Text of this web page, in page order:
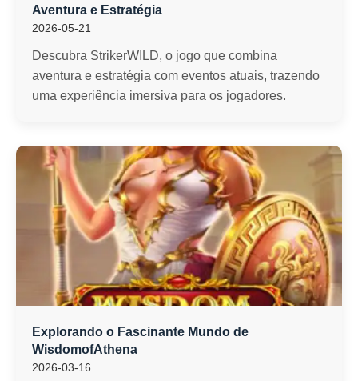
Aventura e Estratégia
2026-05-21
Descubra StrikerWILD, o jogo que combina
aventura e estratégia com eventos atuais, trazendo
uma experiência imersiva para os jogadores.
Explorando o Fascinante Mundo de
WisdomofAthena
2026-03-16